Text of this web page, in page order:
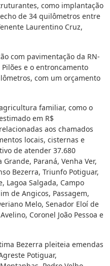
como implantação
de 34 quilômetros entre
Laurentino Cruz,
com pavimentação da RN-
e o entroncamento
com um orçamento
familiar, como o
em R$
aos chamados
locais, cisternas e
de atender 37.680
Paraná, Venha Ver,
Bezerra, Triunfo Potiguar,
Lagoa Salgada, Campo
de Angicos, Passagem,
Melo, Senador Eloí de
Coronel João Pessoa e
Bezerra pleiteia emendas
Potiguar,